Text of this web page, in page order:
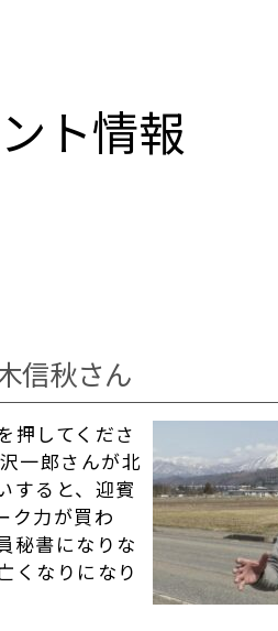
ト情報
信秋さん
押してくださ
一郎さんが北
すると、迎賓
ク力が買わ
秘書になりな
くなりになり